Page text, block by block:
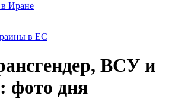
Иране
в ЕС
ВСУ и
фото дня